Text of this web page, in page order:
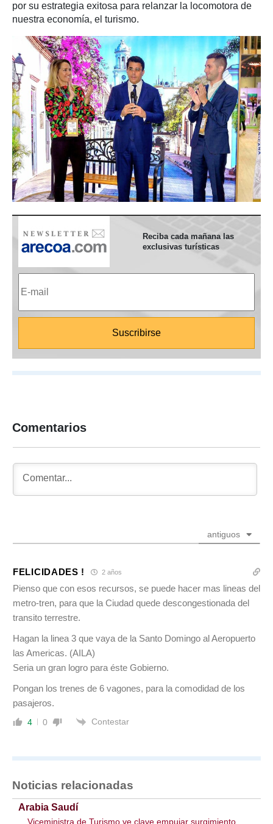
por su estrategia exitosa para relanzar la locomotora de
nuestra economía, el turismo.
Reciba cada mañana las
exclusivas turísticas
Comentarios
antiguos
FELICIDADES ! 2 años
Pienso que con esos recursos, se puede hacer mas lineas del
metro-tren, para que la Ciudad quede descongestionada del
transito terrestre.
Hagan la linea 3 que vaya de la Santo Domingo al Aeropuerto
las Americas. (AILA)
Seria un gran logro para éste Gobierno.
Pongan los trenes de 6 vagones, para la comodidad de los
pasajeros.
4 0 Contestar
Noticias relacionadas
Arabia Saudí
Viceministra de Turismo ve clave empujar surgimiento